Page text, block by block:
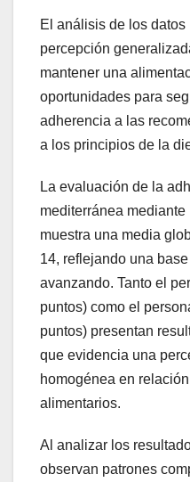
El análisis de los
percepción
mantener una
oportunidades para
adherencia a las
a los principios de la
La evaluación de la
mediterránea
muestra una media
14, reflejando una
avanzando. Tanto el
puntos) como el
puntos) presentan
que evidencia una
homogénea en
alimentarios.
Al analizar los
observan patrones